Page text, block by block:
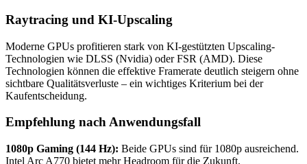
Raytracing und KI-Upscaling
Moderne GPUs profitieren stark von KI-gestützten Upscaling-
Technologien wie DLSS (Nvidia) oder FSR (AMD). Diese
Technologien können die effektive Framerate deutlich steigern ohne
sichtbare Qualitätsverluste – ein wichtiges Kriterium bei der
Kaufentscheidung.
Empfehlung nach Anwendungsfall
1080p Gaming (144 Hz): Beide GPUs sind für 1080p ausreichend.
Intel Arc A770 bietet mehr Headroom für die Zukunft.